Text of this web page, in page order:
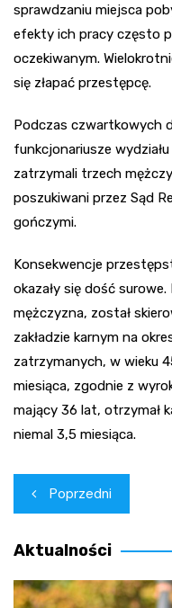
sprawdzaniu miejsca
efekty ich pracy często
oczekiwanym.
się złapać przestępcę.
Podczas czwartkowych
funkcjonariusze
zatrzymali trzech
poszukiwani przez Sąd
gończymi.
Konsekwencje
okazały się dość
mężczyzna, został
zakładzie karnym na
zatrzymanych, w wieku
miesiąca, zgodnie z
mający 36 lat, otrzymał
niemal 3,5 miesiąca.
Nawigacja
wpisu
Poprzedni
Aktualności